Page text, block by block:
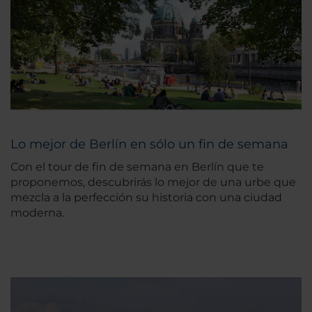
Lo mejor de Berlín en sólo un fin de semana
Con el tour de fin de semana en Berlín que te
proponemos, descubrirás lo mejor de una urbe que
mezcla a la perfección su historia con una ciudad
moderna.